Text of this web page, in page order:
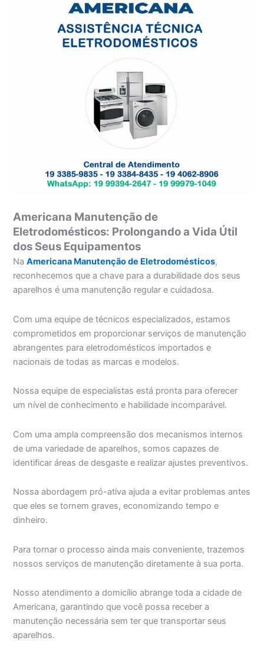
Americana Manutenção de
Eletrodomésticos: Prolongando a Vida Útil
dos Seus Equipamentos
NaAmericana Manutenção de Eletrodomésticos,
reconhecemos que a chave para a durabilidade dos seus
aparelhos é uma manutenção regular e cuidadosa.
Com uma equipe de técnicos especializados, estamos
comprometidos em proporcionar serviços de manutenção
abrangentes para eletrodomésticos importados e
nacionais de todas as marcas e modelos.
Nossa equipe de especialistas está pronta para oferecer
um nível de conhecimento e habilidade incomparável.
Com uma ampla compreensão dos mecanismos internos
de uma variedade de aparelhos, somos capazes de
identificar áreas de desgaste e realizar ajustes preventivos.
Nossa abordagem pró-ativa ajuda a evitar problemas antes
que eles se tornem graves, economizando tempo e
dinheiro.
Para tornar o processo ainda mais conveniente, trazemos
nossos serviços de manutenção diretamente à sua porta.
Nosso atendimento a domicílio abrange toda a cidade de
Americana, garantindo que você possa receber a
manutenção necessária sem ter que transportar seus
aparelhos.